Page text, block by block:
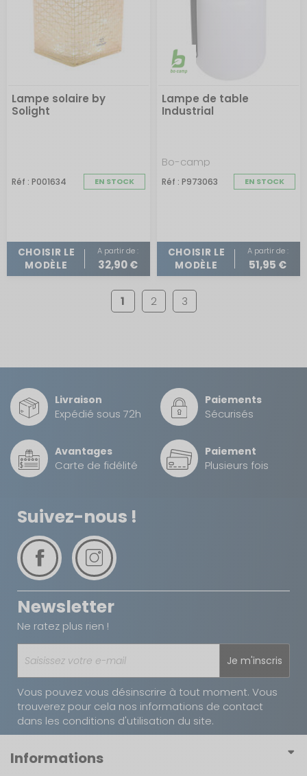
Lampe solaire by
Solight
Réf : P001634 EN STOCK
CHOISIR LE
MODÈLE
A partir de :
32,90 €
Lampe de table
Industrial
Bo-camp
Réf : P973063 EN STOCK
CHOISIR LE
MODÈLE
A partir de :
51,95 €
1 2 3
Livraison
Expédié sous 72h
Paiements
Sécurisés
Avantages
Carte de fidélité
Paiement
Plusieurs fois
Suivez-nous !
Newsletter
Ne ratez plus rien !
Je m'inscris
Vous pouvez vous désinscrire à tout moment. Vous
trouverez pour cela nos informations de contact
dans les conditions d'utilisation du site.
Informations